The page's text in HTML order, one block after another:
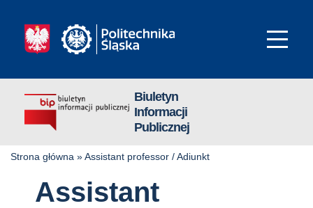
Biuletyn
Informacji
Publicznej
Strona główna »Assistant professor / Adiunkt
Assistant